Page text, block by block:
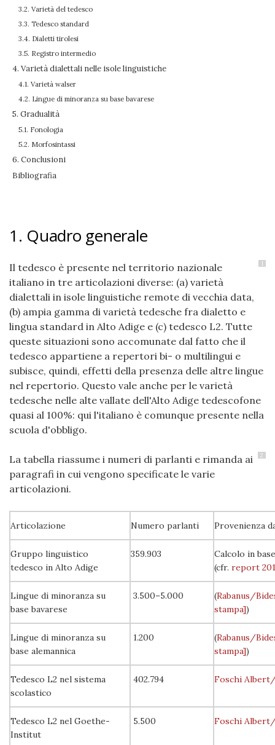
3.2. Varietà del tedesco
3.3. Tedesco standard
3.4. Dialetti tirolesi
3.5. Registro intermedio
4. Varietà dialettali nelle isole linguistiche
4.1. Varietà walser
4.2. Lingue di minoranza su base bavarese
5. Gradualità
5.1. Fonologia
5.2. Morfosintassi
6. Conclusioni
Bibliografia
1. Quadro generale
1
Il tedesco è presente nel territorio nazionale
italiano in tre articolazioni diverse: (a) varietà
dialettali in isole linguistiche remote di vecchia data,
(b) ampia gamma di varietà tedesche fra dialetto e
lingua standard in Alto Adige e (c) tedesco L2. Tutte
queste situazioni sono accomunate dal fatto che il
tedesco appartiene a repertori bi- o multilingui e
subisce, quindi, effetti della presenza delle altre lingue
nel repertorio. Questo vale anche per le varietà
tedesche nelle alte vallate dell'Alto Adige tedescofone
quasi al 100%: qui l'italiano è comunque presente nella
scuola d'obbligo.
2
La tabella riassume i numeri di parlanti e rimanda ai
paragrafi in cui vengono specificate le varie
articolazioni.
Articolazione Numero parlanti Provenienza
Gruppo linguistico
tedesco in Alto Adige
359.903
Calcolo in
(cfr. report
Lingue di minoranza su
base bavarese
3.500–5.000 (Rabanus/
stampa])
Lingue di minoranza su
base alemannica
1.200 (Rabanus/
stampa])
Tedesco L2 nel sistema
scolastico
402.794 Foschi Albert/
Tedesco L2 nel Goethe-
Institut
5.500 Foschi Albert/